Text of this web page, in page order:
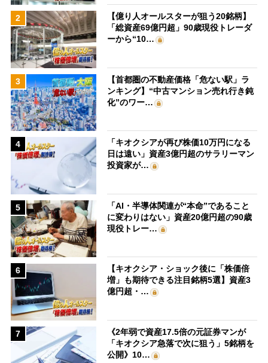
2
【億り人オールスターが狙う20銘柄】
「総資産69億円超」90歳現役トレーダ
ーから“10…
3
【首都圏の不動産価格「危ない駅」ラ
ンキング】“中古マンション売れ行き鈍
化”のワー…
4
「キオクシアが再び株価10万円になる
日は遠い」資産3億円超のサラリーマン
投資家が…
5
「AI・半導体関連が“本命”であること
に変わりはない」資産20億円超の90歳
現役トレー…
6
【キオクシア・ショック後に「株価倍
増」も期待できる注目銘柄5選】資産3
億円超・…
7
《2年弱で資産17.5倍の元証券マンが
「キオクシア急落で次に狙う」5銘柄を
公開》10…